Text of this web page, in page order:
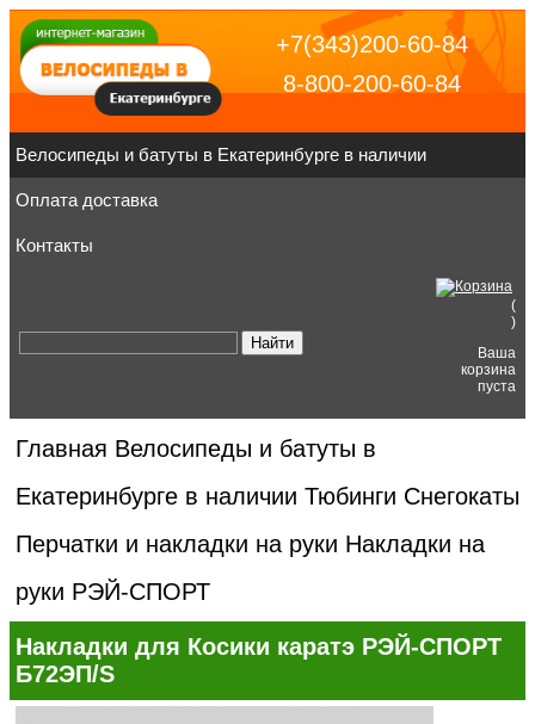
+7(343)200-60-84
8-800-200-60-84
Велосипеды и батуты в Екатеринбурге в наличии
Оплата доставка
Контакты
(
)
Ваша
корзина
пуста
Главная Велосипеды и батуты в
Екатеринбурге в наличии Тюбинги Снегокаты
Перчатки и накладки на руки Накладки на
руки РЭЙ-СПОРТ
Накладки для Косики каратэ РЭЙ-СПОРТ
Б72ЭП/S